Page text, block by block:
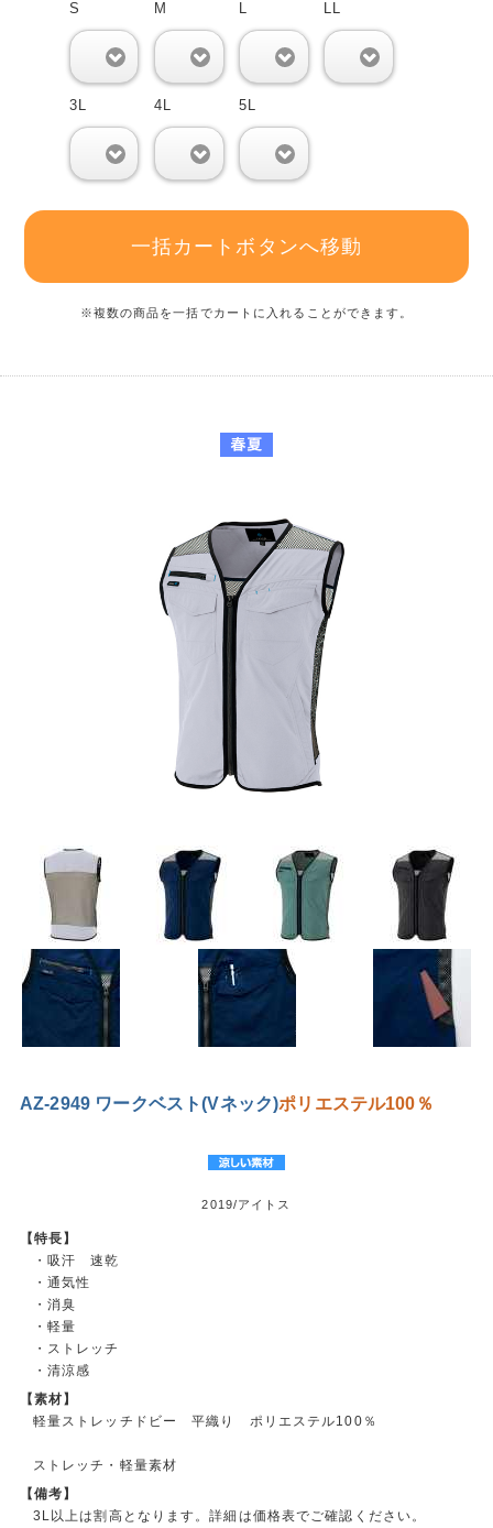
S M
3L 4L 5L
一括カートボタンへ移動
※複数の商品を一括でカートに入れることができます。
AZ-2949 ワークベスト(Vネック)ポリエステル100％
2019/アイトス
【特長】
・吸汗 速乾
・通気性
・消臭
・軽量
・ストレッチ
・清涼感
【素材】
軽量ストレッチドビー 平織り ポリエステル100％
ストレッチ・軽量素材
【備考】
3L以上は割高となります。詳細は価格表でご確認ください。